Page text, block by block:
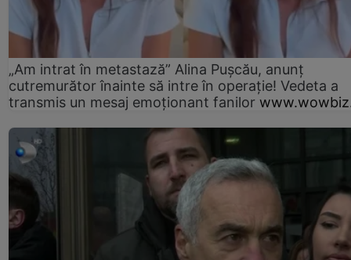
„Am intrat în metastază” Alina Pușcău, anunț
cutremurător înainte să intre în operație! Vedeta a
transmis un mesaj emoționant fanilor